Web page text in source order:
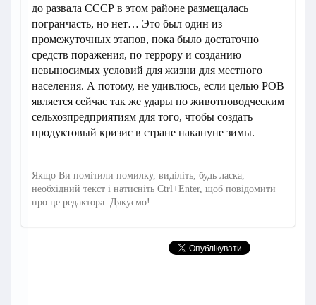
до развала СССР в этом районе размещалась
погранчасть, но нет… Это был один из
промежуточных этапов, пока было достаточно
средств поражения, по террору и созданию
невыносимых условий для жизни для местного
населения. А потому, не удивлюсь, если целью РОВ
является сейчас так же удары по животноводческим
сельхозпредприятиям для того, чтобы создать
продуктовый кризис в стране накануне зимы.
Якщо Ви помітили помилку, виділіть, будь ласка,
необхідний текст і натисніть Ctrl+Enter, щоб повідомити
про це редактора. Дякуємо!